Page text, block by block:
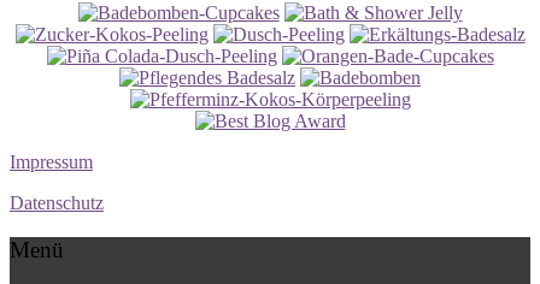
Impressum
Datenschutz
Menü